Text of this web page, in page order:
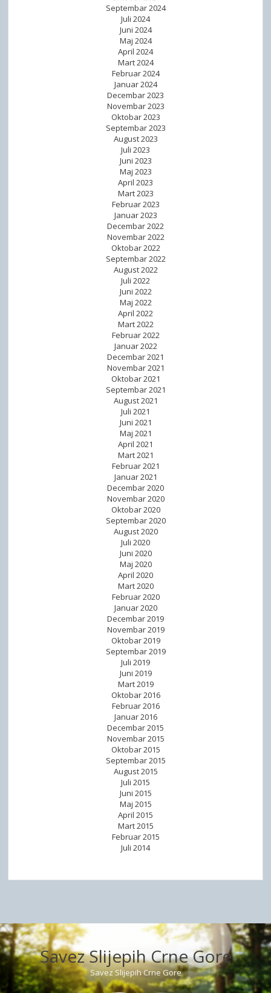
o
d
a
)
Septembar 2024
Juli 2024
Juni 2024
Maj 2024
April 2024
Mart 2024
Februar 2024
Januar 2024
Decembar 2023
Novembar 2023
Oktobar 2023
Septembar 2023
August 2023
Juli 2023
Juni 2023
Maj 2023
April 2023
Mart 2023
Februar 2023
Januar 2023
Decembar 2022
Novembar 2022
Oktobar 2022
Septembar 2022
August 2022
Juli 2022
Juni 2022
Maj 2022
April 2022
Mart 2022
Februar 2022
Januar 2022
Decembar 2021
Novembar 2021
Oktobar 2021
Septembar 2021
August 2021
Juli 2021
Juni 2021
Maj 2021
April 2021
Mart 2021
Februar 2021
Januar 2021
Decembar 2020
Novembar 2020
Oktobar 2020
Septembar 2020
August 2020
Juli 2020
Juni 2020
Maj 2020
April 2020
Mart 2020
Februar 2020
Januar 2020
Decembar 2019
Novembar 2019
Oktobar 2019
Septembar 2019
Juli 2019
Juni 2019
Mart 2019
Oktobar 2016
Februar 2016
Januar 2016
Decembar 2015
Novembar 2015
Oktobar 2015
Septembar 2015
August 2015
Juli 2015
Juni 2015
Maj 2015
April 2015
Mart 2015
Februar 2015
Juli 2014
Savez Slijepih Crne Gore
Savez Slijepih Crne Gore